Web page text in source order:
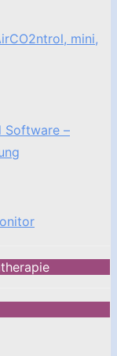
mini,
Software –